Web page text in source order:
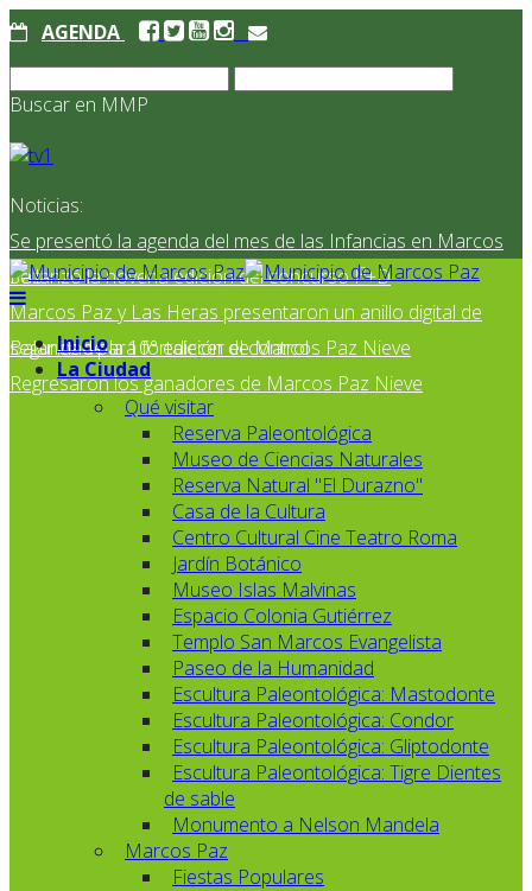
AGENDA
Buscar en MMP
Noticias:
Se presentó la agenda del mes de las Infancias en Marcos
Paz
Se lanzó la novena edición del concurso I²+D
Marcos Paz y Las Heras presentaron un anillo digital de
seguridad para fortalecer el control
Balance de la 10° edición de Marcos Paz Nieve
Regresaron los ganadores de Marcos Paz Nieve
Inicio
La Ciudad
Qué visitar
Reserva Paleontológica
Museo de Ciencias Naturales
Reserva Natural "El Durazno"
Casa de la Cultura
Centro Cultural Cine Teatro Roma
Jardín Botánico
Museo Islas Malvinas
Espacio Colonia Gutiérrez
Templo San Marcos Evangelista
Paseo de la Humanidad
Escultura Paleontológica: Mastodonte
Escultura Paleontológica: Condor
Escultura Paleontológica: Gliptodonte
Escultura Paleontológica: Tigre Dientes
de sable
Monumento a Nelson Mandela
Marcos Paz
Fiestas Populares